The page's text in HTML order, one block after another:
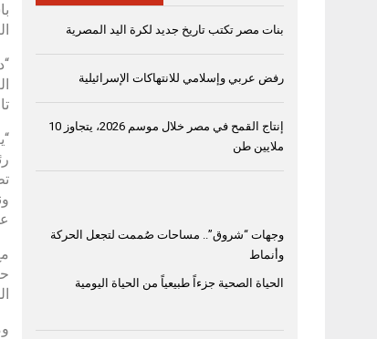
بنات مصر تكتب تاريخ جديد لكرة اليد المصرية
رفض عربي وإسلامي للانتهاكات الإسرائيلية
إنتاج القمح في مصر خلال موسم 2026، يتجاوز 10
ملايين طن
وجهات “شروق”.. مساحات صُممت لتجعل الحركة
وأنماط
الحياة الصحية جزءاً طبيعياً من الحياة اليومية